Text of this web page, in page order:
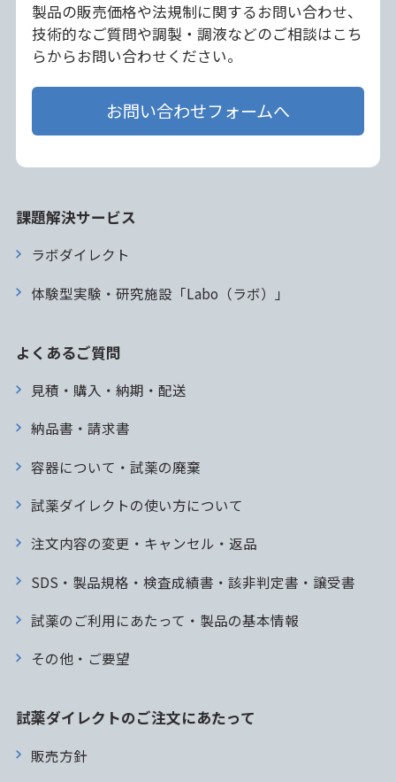
製品の販売価格や法規制に関するお問い合わせ、
技術的なご質問や調製・調液などのご相談はこち
らからお問い合わせください。
お問い合わせフォームへ
課題解決サービス
ラボダイレクト
体験型実験・研究施設「Labo（ラボ）」
よくあるご質問
見積・購入・納期・配送
納品書・請求書
容器について・試薬の廃棄
試薬ダイレクトの使い方について
注文内容の変更・キャンセル・返品
SDS・製品規格・検査成績書・該非判定書・譲受書
試薬のご利用にあたって・製品の基本情報
その他・ご要望
試薬ダイレクトのご注文にあたって
販売方針